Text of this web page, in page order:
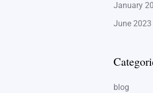
January
June 2023
blog